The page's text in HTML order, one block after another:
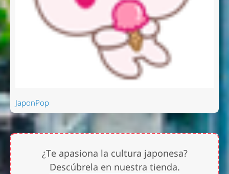
JaponPop
¿Te apasiona la cultura japonesa?
Descúbrela en nuestra tienda.